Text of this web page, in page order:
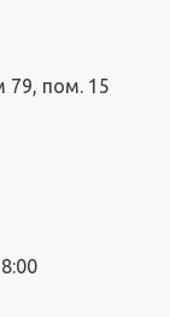
79, пом. 15